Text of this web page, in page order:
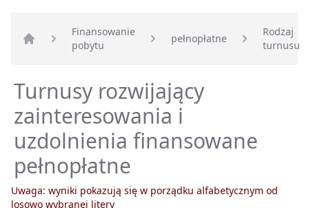
Strona główna
Finansowanie
pobytu
pełnopłatne
Rodzaj
turnusu
Turnusy rozwijający
zainteresowania i
uzdolnienia finansowane
pełnopłatne
Uwaga: wyniki pokazują się w porządku alfabetycznym od
losowo wybranej litery